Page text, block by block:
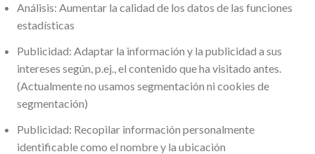
Análisis: Aumentar la calidad de los datos de las funciones
estadísticas
Publicidad: Adaptar la información y la publicidad a sus
intereses según, p.ej., el contenido que ha visitado antes.
(Actualmente no usamos segmentación ni cookies de
segmentación)
Publicidad: Recopilar información personalmente
identificable como el nombre y la ubicación